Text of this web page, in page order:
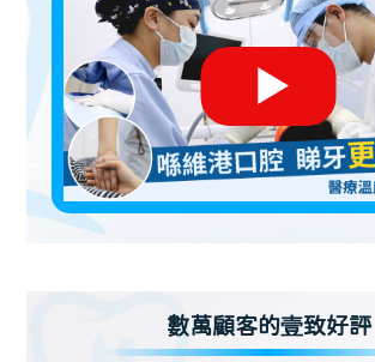
數萬顧客的壹致好評